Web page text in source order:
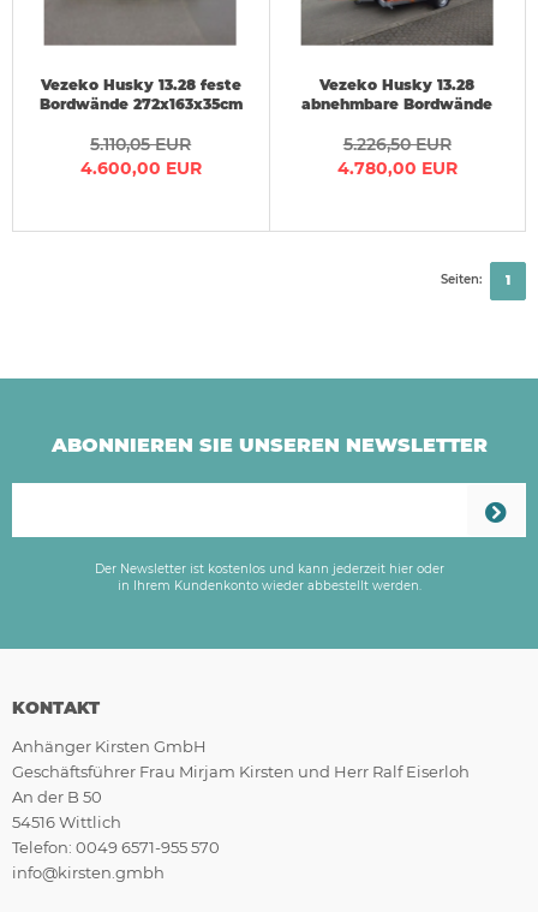
Vezeko Husky 13.28 feste
Bordwände 272x163x35cm
5.110,05 EUR
4.600,00 EUR
Vezeko Husky 13.28
abnehmbare Bordwände
5.226,50 EUR
4.780,00 EUR
Seiten: 1
ABONNIEREN SIE UNSEREN NEWSLETTER
Der Newsletter ist kostenlos und kann jederzeit hier oder
in Ihrem Kundenkonto wieder abbestellt werden.
KONTAKT
Anhänger Kirsten GmbH
Geschäftsführer Frau Mirjam Kirsten und Herr Ralf Eiserloh
An der B 50
54516 Wittlich
Telefon: 0049 6571-955 570
info@kirsten.gmbh